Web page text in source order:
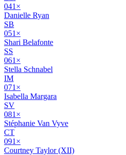
041 ×
Danielle Ryan
SB
051 ×
Shari Belafonte
SS
061 ×
Stella Schnabel
IM
071 ×
Isabella Margara
SV
081 ×
Stéphanie Van Vyve
CT
091 ×
Courtney Taylor (XII)